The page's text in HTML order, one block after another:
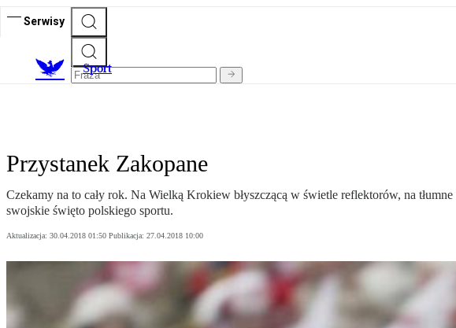
Serwisy
Sport
Przystanek Zakopane
Czekamy na to cały rok. Na Wielką Krokiew błyszczącą w świetle reflektorów, na
swojskie święto polskiego sportu.
Aktualizacja: 30.04.2018 01:50 Publikacja: 27.04.2018 10:00